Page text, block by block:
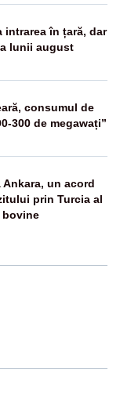
intrarea în țară, dar
lunii august
consumul de
300 de megawați”
Ankara, un acord
prin Turcia al
bovine